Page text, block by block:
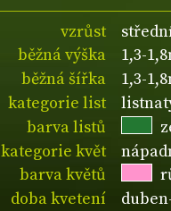
vzrůst
běžná výška
1,3-
běžná šířka
1,3-
kategorie list
barva listů
kategorie květ
barva květů
doba kvetení